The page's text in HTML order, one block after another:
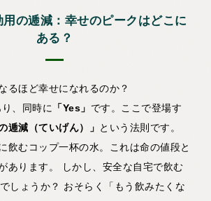
の逓減：幸せのピークはどこに
ある？
るほど幸せになれるのか？
り、同時に 「Yes」 です。ここで登場す
逓減（ていげん）」 という法則です。
飲むコップ一杯の水。これは命の値段と
あります。 しかし、安全な自宅で飲む
しょうか？ おそらく「もう飲みたくな